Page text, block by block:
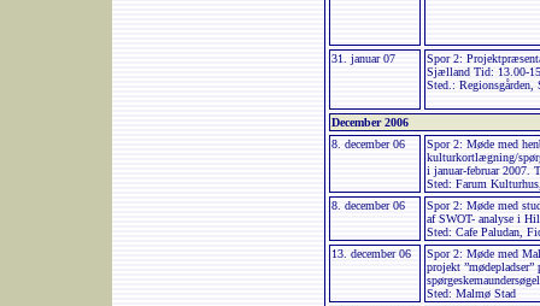
31. januar 07
Spor 2:
Sjælland Tid: 13.00-
Sted.: Regionsgården,
December 2006
8. december 06
Spor 2: Møde med
kulturkortlægning/
i januar-februar 2007.
Sted: Farum
8. december 06
Spor 2: Møde med
af SWOT- analyse i
Sted: Cafe Paludan,
13. december 06
Spor 2: Møde med
projekt
Sted: Malmø Stad